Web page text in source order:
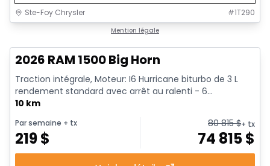
Ste-Foy Chrysler #1T290
Mention légale
2026 RAM 1500 Big Horn
Traction intégrale, Moteur: I6 Hurricane biturbo de 3 L
rendement standard avec arrêt au ralenti - 6...
10 km
Par semaine + tx
219$
80 815$+ tx
74 815$